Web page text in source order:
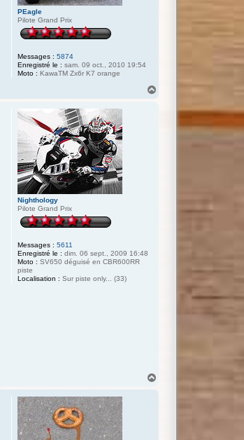
PEagle
Pilote Grand Prix
Messages : 5874
Enregistré le : sam. 09 oct., 2010 19:54
Moto : KawaTM Zx6r K7 orange
Nighthology
Pilote Grand Prix
Messages : 5611
Enregistré le : dim. 06 sept., 2009 16:48
Moto : SV650 déguisé en CBR600RR
piste
Localisation : Sur piste only... (33)